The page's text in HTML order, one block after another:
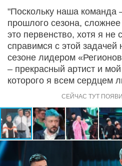
"Поскольку наша команда
прошлого сезона, сложнее
это первенство, хотя я
справимся с этой
сезоне лидером
– прекрасный артист и
которого я всем сердцем